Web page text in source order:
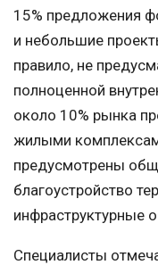
15% предложения
и небольшие
правило, не
полноценной
около 10% рынка
жилыми
предусмотрены
благоустройство
инфраструктурные
Специалисты